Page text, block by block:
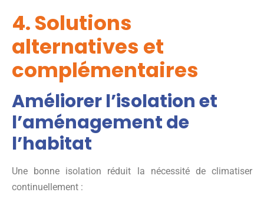
4. Solutions
alternatives et
complémentaires
Améliorer l’isolation et
l’aménagement de
l’habitat
Une bonne isolation réduit la nécessité de climatiser
continuellement :